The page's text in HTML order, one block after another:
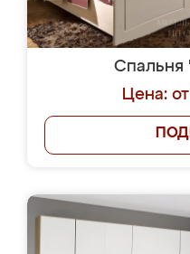
Спальня
Цена: